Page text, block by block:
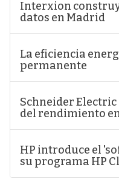
Interxion
datos en Madrid
La eficiencia
permanente
Schneider
del rendimiento
HP introduce el
su programa HP